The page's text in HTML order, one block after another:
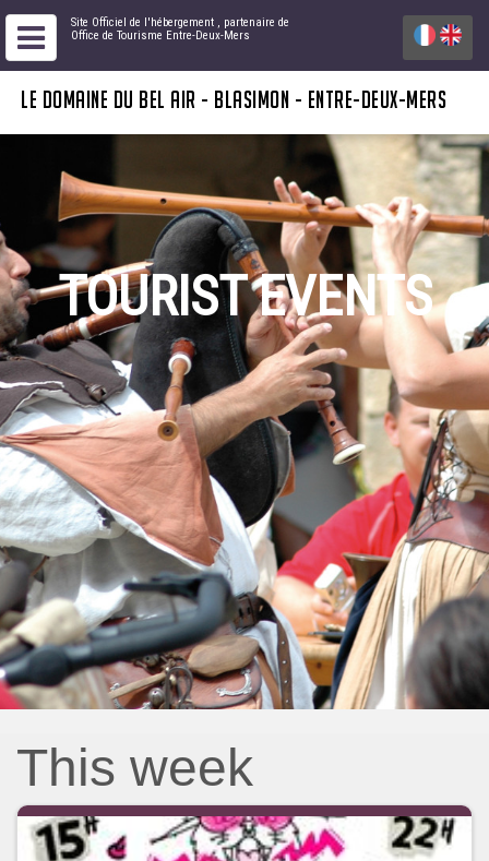
Site Officiel de l'hébergement , partenaire de
Office de Tourisme Entre-Deux-Mers
LE DOMAINE DU BEL AIR - BLASIMON - ENTRE-DEUX-MERS
TOURIST EVENTS
This week